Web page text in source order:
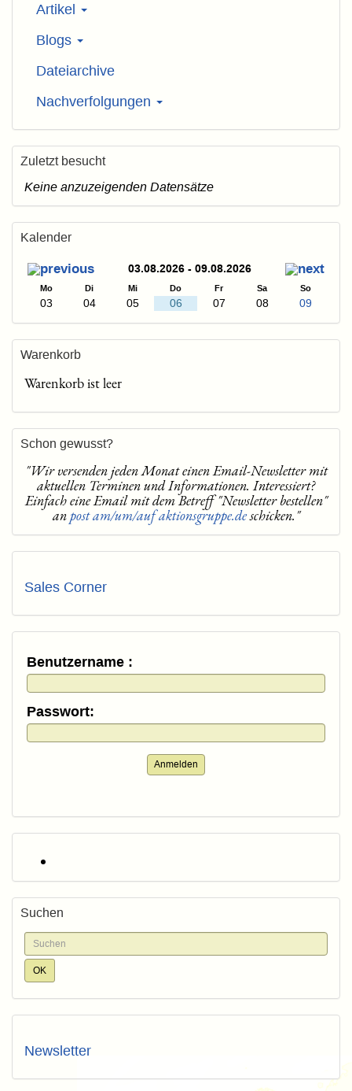
Artikel
Blogs
Dateiarchive
Nachverfolgungen
Zuletzt besucht
Keine anzuzeigenden Datensätze
Kalender
03.08.2026 - 09.08.2026
Mo Di Mi Do Fr Sa So
03 04 05 06 07 08 09
Warenkorb
Warenkorb ist leer
Schon gewusst?
"Wir versenden jeden Monat einen Email-Newsletter mit
aktuellen Terminen und Informationen. Interessiert?
Einfach eine Email mit dem Betreff "Newsletter bestellen"
anpost am/um/auf aktionsgruppe.deschicken."
Sales Corner
Benutzername :
Passwort:
Anmelden
Suchen
Newsletter